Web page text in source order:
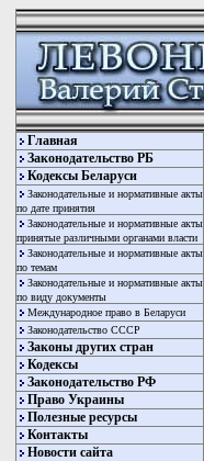
Главная
Законодательство РБ
Кодексы Беларуси
Законодательные и нормативные акты
по дате принятия
Законодательные и нормативные акты
принятые различными органами власти
Законодательные и нормативные акты
по темам
Законодательные и нормативные акты
по виду документы
Международное право в Беларуси
Законодательство СССР
Законы других стран
Кодексы
Законодательство РФ
Право Украины
Полезные ресурсы
Контакты
Новости сайта